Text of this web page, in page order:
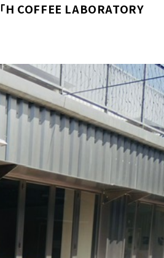
「H COFFEE LABORATORY